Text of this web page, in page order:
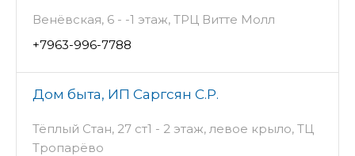
Венёвская, 6 - -1 этаж, ТРЦ Витте Молл
+7963-996-7788
Дом быта, ИП Саргсян С.Р.
Тёплый Стан, 27 ст1 - 2 этаж, левое крыло, ТЦ
Тропарёво